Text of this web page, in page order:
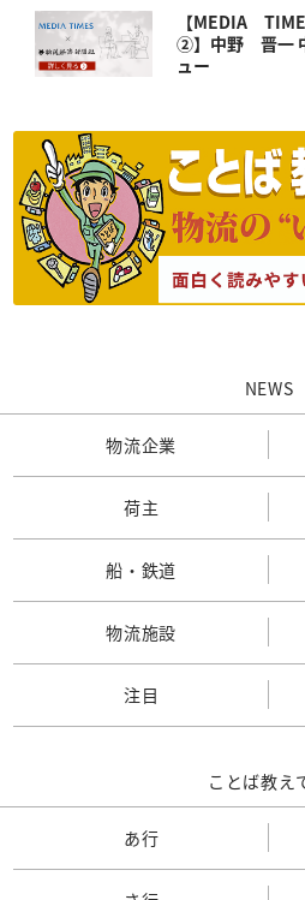
【MEDIA
②】中野 晋一
ュー
NEWS
物流企業
荷主
船・鉄道
物流施設
注目
ことば教え
あ行